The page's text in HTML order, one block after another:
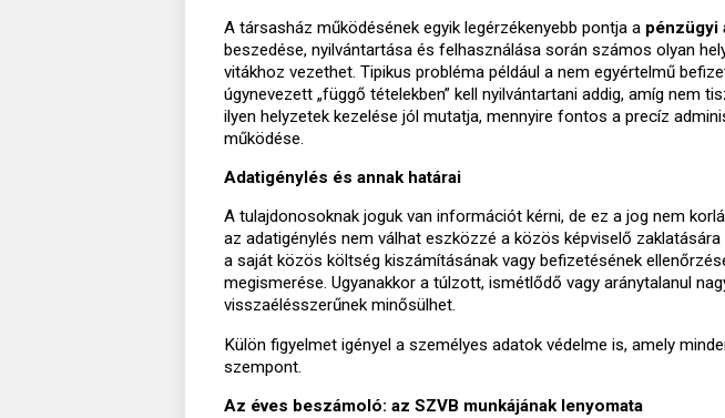
A társasház működésének egyik legérzékenyebb pontja a pénzügyi
beszedése, nyilvántartása és felhasználása során számos olyan
vitákhoz vezethet. Tipikus probléma például a nem egyértelmű
úgynevezett „függő tételekben” kell nyilvántartani addig, amíg nem
ilyen helyzetek kezelése jól mutatja, mennyire fontos a precíz
működése.
Adatigénylés és annak határai
A tulajdonosoknak joguk van információt kérni, de ez a jog nem
az adatigénylés nem válhat eszközzé a közös képviselő
a saját közös költség kiszámításának vagy befizetésének
megismerése. Ugyanakkor a túlzott, ismétlődő vagy aránytalanul
visszaélésszerűnek minősülhet.
Külön figyelmet igényel a személyes adatok védelme is, amely
szempont.
Az éves beszámoló: az SZVB munkájának lenyomata